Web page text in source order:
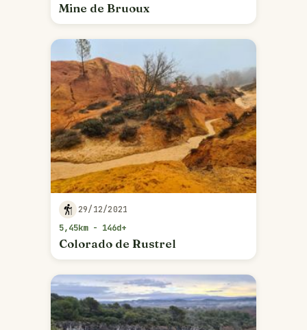
Mine de Bruoux
29/12/2021
5,45km - 146d+
Colorado de Rustrel